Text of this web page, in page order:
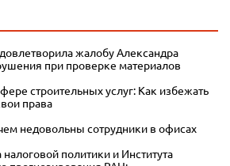
жалобу Александра
при проверке материалов
строительных услуг: Как избежать
права
недовольны сотрудники в офисах
политики и Института